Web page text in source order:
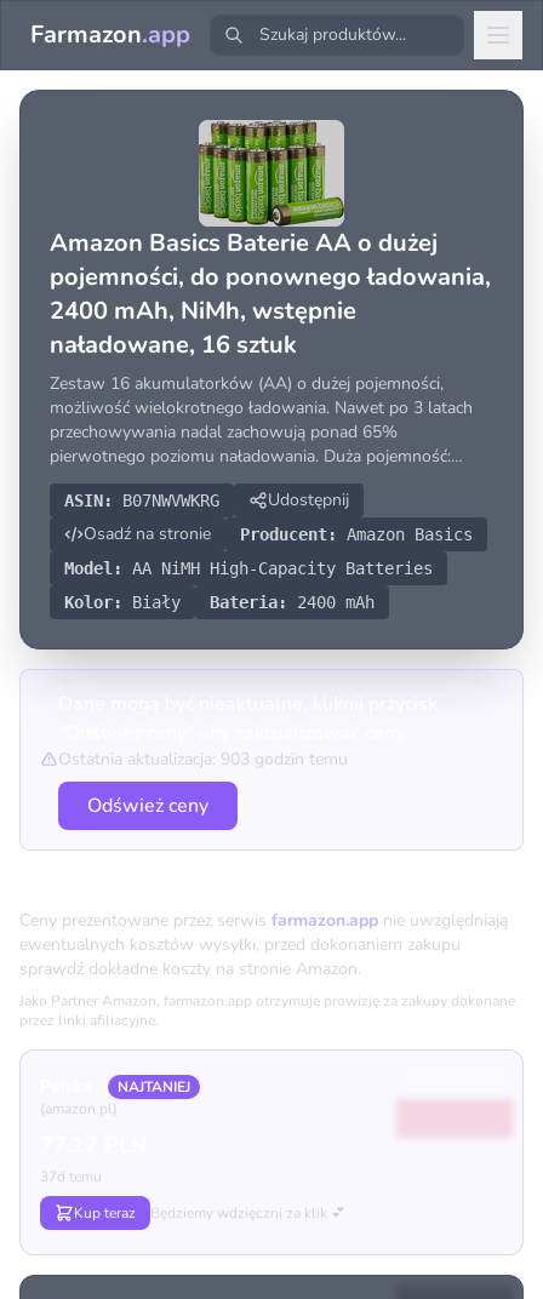
Farmazon.app
Amazon Basics Baterie AA o dużej
pojemności, do ponownego ładowania,
2400 mAh, NiMh, wstępnie
naładowane, 16 sztuk
Zestaw 16 akumulatorków (AA) o dużej pojemności,
możliwość wielokrotnego ładowania. Nawet po 3 latach
przechowywania nadal zachowują ponad 65%
pierwotnego poziomu naładowania. Duża pojemność:
2400 mAh (miliamperogodzin). Wstępnie naładowane za
pomocą energii słonecznej. Podczas normalnego
przechowywania temperatura pow
ASIN: B07NWVWKRG
Udostępnij
Osadź na stronie
Producent:
Amazon Basics
Model:
AA NiMH High-Capacity Batteries
Kolor:
Biały Bateria: 2400 mAh
Ostatnia aktualizacja: 903 godzin temu
Odśwież ceny
Ceny prezentowane przez serwis farmazon.app nie uwzględniają
ewentualnych kosztów wysyłki, przed dokonaniem zakupu
sprawdź dokładne koszty na stronie Amazon.
Jako Partner Amazon, farmazon.app otrzymuje prowizję za zakupy dokonane
przez linki afiliacyjne.
NAJTANIEJ
(amazon.pl)
37d temu
Kup teraz
Będziemy wdzięczni za klik 💕